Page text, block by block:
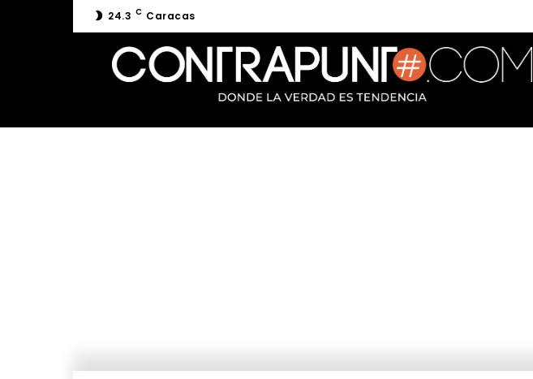
24.3 C Caracas